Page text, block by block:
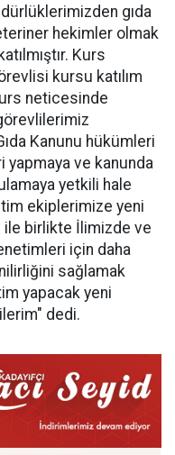
gıda
hekimler olmak
Kurs
kursu katılım
neticesinde
Kanunu hükümleri
ve kanunda
yetkili hale
ekiplerimize yeni
ile birlikte İlimizde ve
için daha
sağlamak
yapacak yeni
dedi.